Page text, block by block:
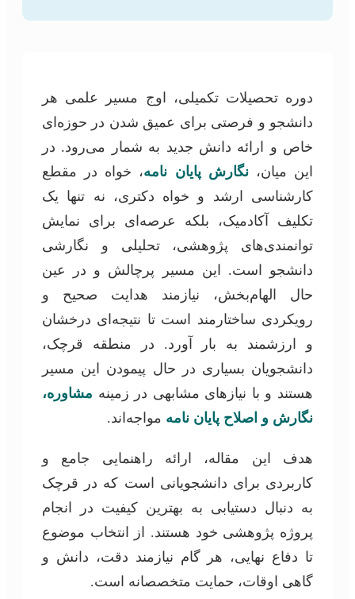
دوره تحصیلات تکمیلی، اوج مسیر علمی هر
دانشجو و فرصتی برای عمیق شدن در حوزه‌ای
خاص و ارائه دانش جدید به شمار می‌رود. در
این میان،نگارش پایان نامه، خواه در مقطع
کارشناسی ارشد و خواه دکتری، نه تنها یک
تکلیف آکادمیک، بلکه عرصه‌ای برای نمایش
توانمندی‌های پژوهشی، تحلیلی و نگارشی
دانشجو است. این مسیر پرچالش و در عین
حال الهام‌بخش، نیازمند هدایت صحیح و
رویکردی ساختارمند است تا نتیجه‌ای درخشان
و ارزشمند به بار آورد. در منطقه قرچک،
دانشجویان بسیاری در حال پیمودن این مسیر
هستند و با نیازهای مشابهی در زمینه مشاوره،
نگارش و اصلاح پایان نامه مواجه‌اند.
هدف این مقاله، ارائه راهنمایی جامع و
کاربردی برای دانشجویانی است که در قرچک
به دنبال دستیابی به بهترین کیفیت در انجام
پروژه پژوهشی خود هستند. از انتخاب موضوع
تا دفاع نهایی، هر گام نیازمند دقت، دانش و
گاهی اوقات، حمایت متخصصانه است.